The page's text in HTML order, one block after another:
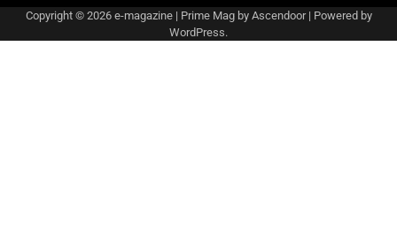
Copyright © 2026 e-magazine| Prime Mag by Ascendoor| Powered by
WordPress.